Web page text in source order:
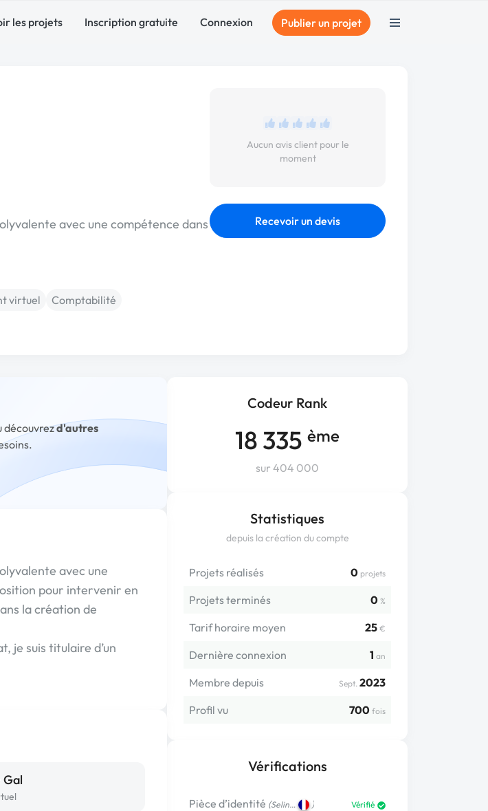
les projets Inscription gratuite Connexion Publier un projet
avec une compétence dans
virtuel
Comptabilité
Aucun avis client pour le
moment
Recevoir un devis
Codeur Rank
18 335 ème
sur 404 000
Statistiques
depuis la création du compte
Projets réalisés 0 projets
Projets terminés 0 %
Tarif horaire moyen 25 €
Dernière connexion 1 an
Membre depuis Sept. 2023
Profil vu
700 fois
Vérifications
Pièce d’identité (Selin… ) Vérifié
découvrezd'autres
avec une
pour intervenir en
la création de
je suis titulaire d’un